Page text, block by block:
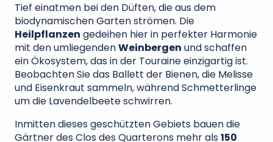
Tief einatmen bei den Düften, die aus dem
biodynamischen Garten strömen. Die
Heilpflanzen gedeihen hier in perfekter Harmonie
mit den umliegendenWeinbergen und schaffen
ein Ökosystem, das in der Touraine einzigartig ist.
Beobachten Sie das Ballett der Bienen, die Melisse
und Eisenkraut sammeln, während Schmetterlinge
um die Lavendelbeete schwirren.
Inmitten dieses geschützten Gebiets bauen die
Gärtner des Clos des Quarterons mehr als150